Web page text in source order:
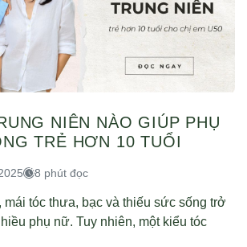
NIÊN NÀO GIÚP PHỤ
TRẺ HƠN 10 TUỔI
8 phút đọc
mái tóc thưa, bạc và thiếu sức sống trở
phụ nữ. Tuy nhiên, một kiểu tóc